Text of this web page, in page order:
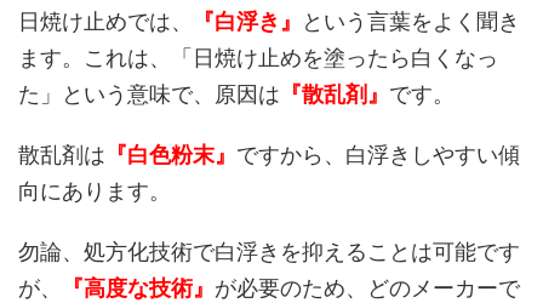
日焼け止めでは、 『白浮き』
という言葉をよく聞き
ます。これは、「日焼け止めを塗ったら白くなっ
た」という意味で、原因は 『散乱剤』 です。
散乱剤は 『白色粉末』 ですから、白浮きしやすい傾
向にあります。
勿論、処方化技術で白浮きを抑えることは可能です
が、
『高度な技術』 が必要のため、どのメーカーで